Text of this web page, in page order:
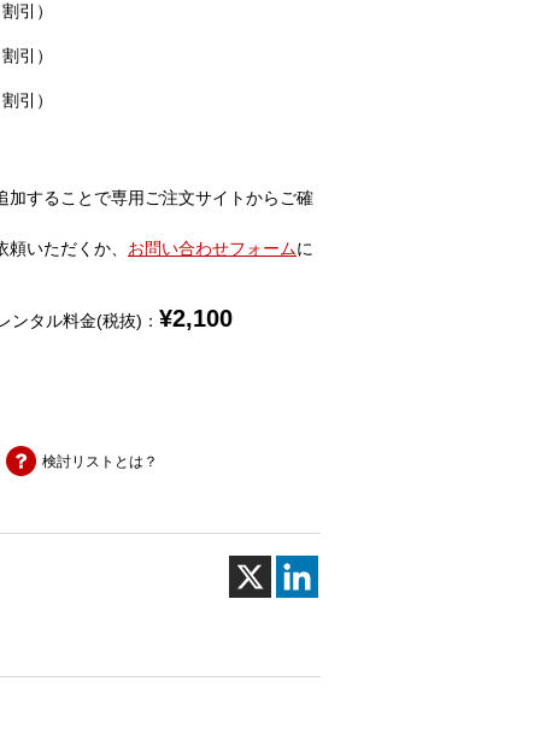
引）
引）
引）
加することで専用ご注文サイトからご確
いただくか、 お問い合わせフォームに
ンタル料金(税抜)： ¥2,100
検討リストとは？